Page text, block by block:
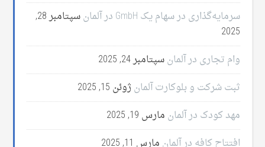
سرمایه‌گذاری در سهام یک GmbH در آلمان
سپتامبر 28,
2025
وام تجاری در آلمانسپتامبر 24, 2025
ثبت شرکت و بلوکارت آلمان ژوئن 15, 2025
مهد کودک در آلمان مارس 19, 2025
افتتاح کافه در آلمان مارس 11, 2025